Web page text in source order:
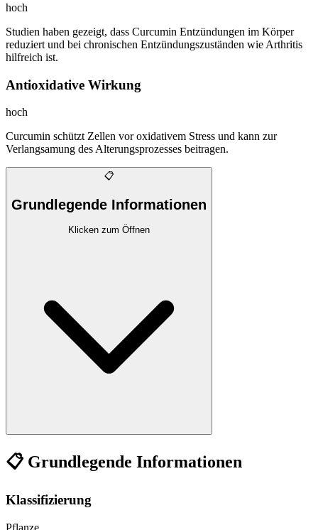
hoch
Studien haben gezeigt, dass Curcumin Entzündungen im Körper
reduziert und bei chronischen Entzündungszuständen wie Arthritis
hilfreich ist.
Antioxidative Wirkung
hoch
Curcumin schützt Zellen vor oxidativem Stress und kann zur
Verlangsamung des Alterungsprozesses beitragen.
📋
Grundlegende Informationen
Klicken zum Öffnen
📋 Grundlegende Informationen
Klassifizierung
Pflanze